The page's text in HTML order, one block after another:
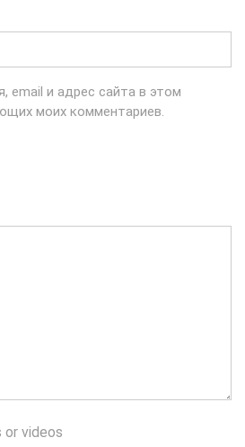
email и адрес сайта в этом
моих комментариев.
or videos